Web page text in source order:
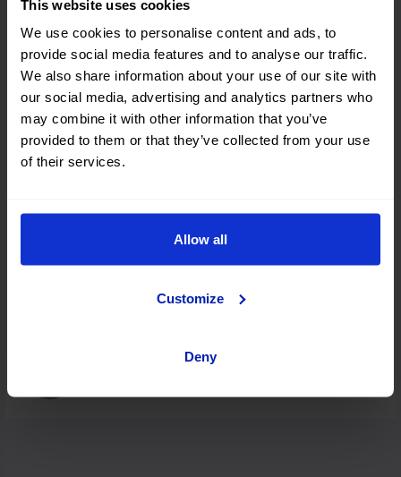
This website uses cookies
We use cookies to personalise content and ads, to
provide social media features and to analyse our traffic.
We also share information about your use of our site with
our social media, advertising and analytics partners who
may combine it with other information that you’ve
provided to them or that they’ve collected from your use
of their services.
Allow all
Customize
Deny
Chania
Rodi
Atene